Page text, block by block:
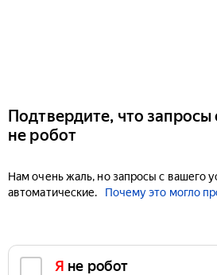
Подтвердите, что запросы
не робот
Нам очень жаль, но запросы с вашего
автоматические.
Почему это могло
Я не робот